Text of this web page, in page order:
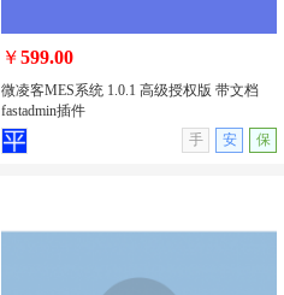
无演示
￥599.00
微凌客MES系统 1.0.1 高级授权版 带文档
fastadmin插件
手
安 保